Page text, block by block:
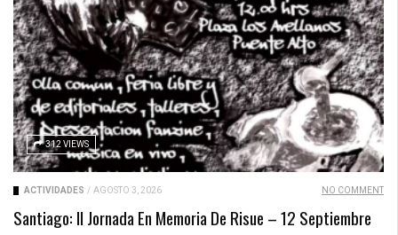
312 VIEWS
ACTIVIDADES / AGOSTO 3, 2026 NO COMMENT
Santiago: II Jornada En Memoria De Risue – 12 Septiembre